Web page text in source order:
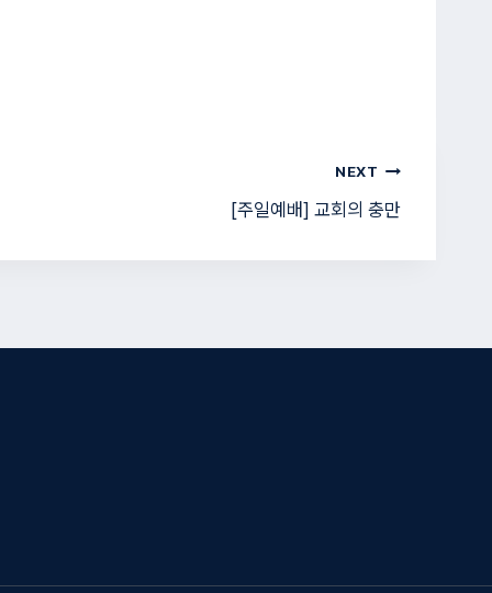
NEXT
[주일예배] 교회의 충만